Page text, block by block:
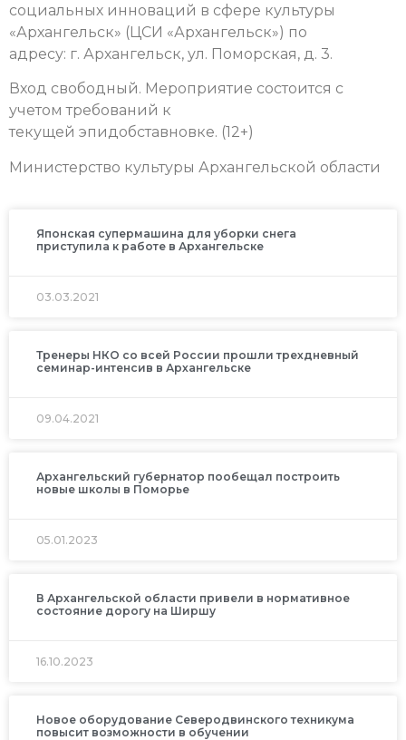
социальных инноваций в сфере культуры
«Архангельск» (ЦСИ «Архангельск») по
адресу: г. Архангельск, ул. Поморская, д. 3.
Вход свободный. Мероприятие состоится с
учетом требований к
текущей эпидобставновке. (12+)
Министерство культуры Архангельской области
Японская супермашина для уборки снега
приступила к работе в Архангельске
03.03.2021
Тренеры НКО со всей России прошли трехдневный
семинар-интенсив в Архангельске
09.04.2021
Архангельский губернатор пообещал построить
новые школы в Поморье
05.01.2023
В Архангельской области привели в нормативное
состояние дорогу на Ширшу
16.10.2023
Новое оборудование Северодвинского техникума
повысит возможности в обучении